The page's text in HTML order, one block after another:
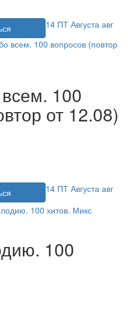
14 ПТ Августа авг
100
от 12.08)
14 ПТ Августа авг
100